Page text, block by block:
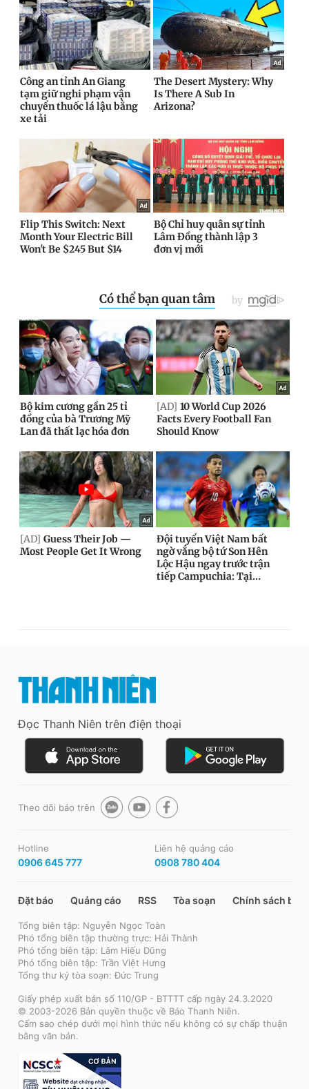
Đọc Thanh Niên trên điện thoại
Theo dõi báo trên
Hotline
0906 645 777
Liên hệ quảng cáo
0908 780 404
Đặt báo Quảng cáo RSS Tòa soạn Chính sách bảo
Tổng biên tập: Nguyễn Ngọc Toàn
Phó tổng biên tập thường trực: Hải Thành
Phó tổng biên tập: Lâm Hiếu Dũng
Phó tổng biên tập: Trần Việt Hưng
Tổng thư ký tòa soạn: Đức Trung
Giấy phép xuất bản số 110/GP - BTTTT cấp ngày 24.3.2020
© 2003-2026 Bản quyền thuộc về Báo Thanh Niên.
Cấm sao chép dưới mọi hình thức nếu không có sự chấp thuận
bằng văn bản.